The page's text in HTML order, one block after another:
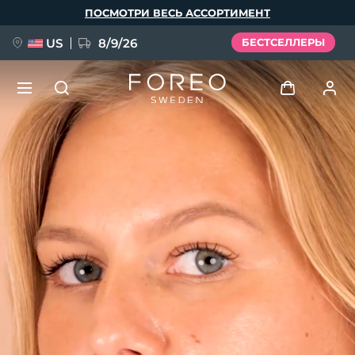
ПОСМОТРИ ВЕСЬ АССОРТИМЕНТ
US 8/9/26 БЕСТСЕЛЛЕРЫ
Войти
Профиль пользователя
Мои приборы
Мои заказы
Мои адреса
НОВИНКА
FAQ™ Pure Beauty-Tech Elixir
BREAKING NEWS
issa™ Teeth Whitening Set
Язык
English Deutsch
Español
Français
Português
Polski
Svenska
Русский
Türkçe
繁體中文